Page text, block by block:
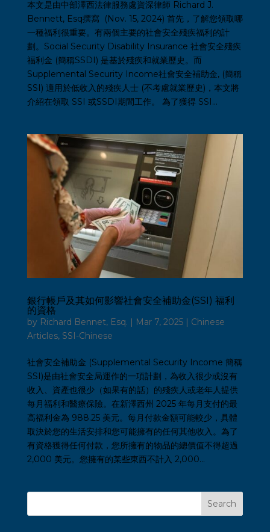
本文是由中部澤西法律服務處資深律師 Richard J.
Bennett, Esq撰寫 (Nov. 15, 2024) 首先，了解您領取哪
一種福利很重要。有兩個主要的社會安全殘疾福利的計
劃。Social Security Disability Insurance 社會安全殘疾
福利金 (簡稱SSDI) 是基於殘疾和就業歷史。而
Supplemental Security Income社會安全補助金, (簡稱
SSI) 適用於低收入的殘疾人士 (不考慮就業歷史)，本文將
介紹在領取 SSI 或SSDI期間工作。 為了獲得 SSI...
銀行帳戶及其如何影響社會安全補助金(SSI) 福利
的資格
by Richard Bennet, Esq. | Mar 7, 2025| Chinese
Articles, SSI-Chinese
社會安全補助金 (Supplemental Security Income 簡稱
SSI)是由社會安全局運作的一項計劃，為收入很少或沒有
收入、資產也很少（如果有的話）的殘疾人或老年人提供
每月福利和醫療保險。在新澤西州 2025 年每月支付的最
高福利金為 988.25 美元。每月付款金額可能較少，具體
取決於您的生活安排和您可能擁有的任何其他收入。為了
有資格獲得任何付款，您所擁有的物品的總價值不得超過
2,000 美元。您擁有的某些東西不計入 2,000...
Search